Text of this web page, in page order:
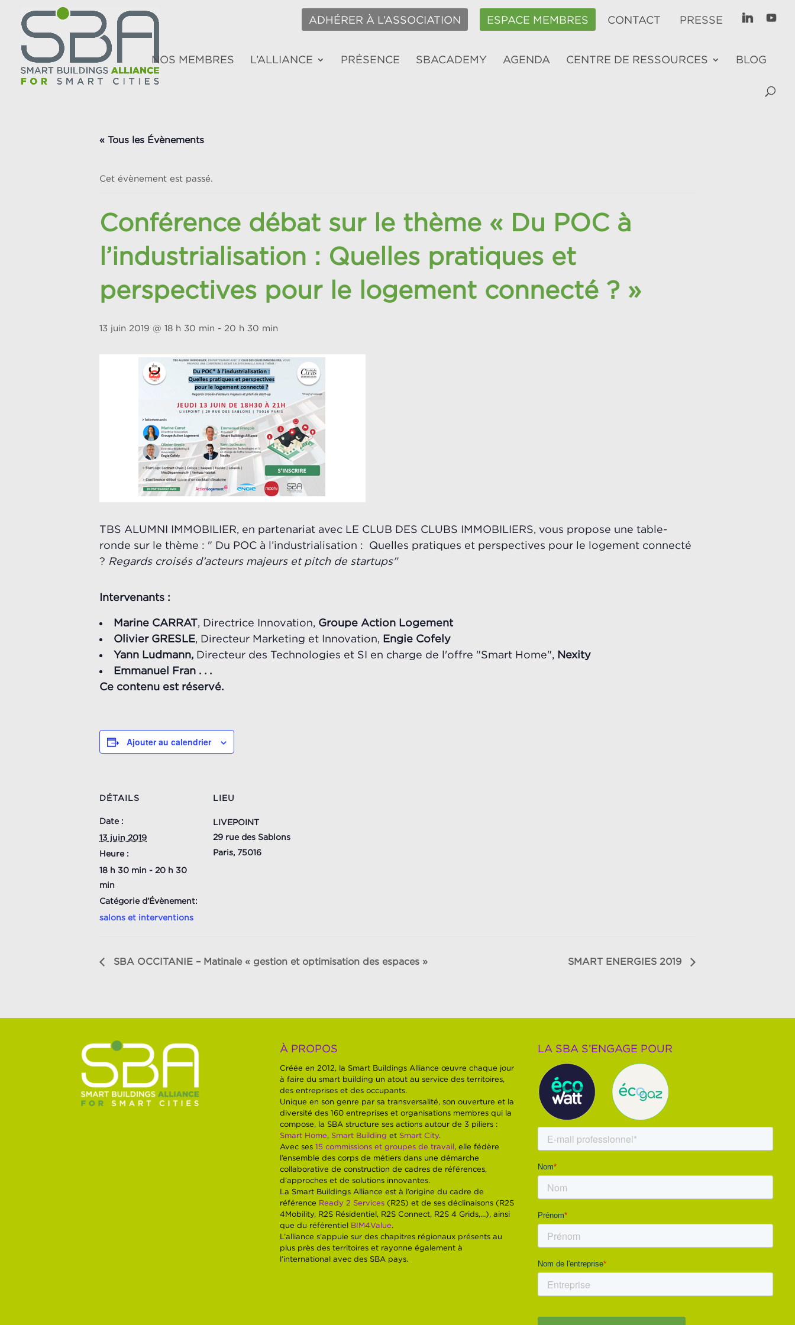
ADHÉRER À L’ASSOCIATION ESPACE MEMBRES CONTACT PRESSE
NOS MEMBRES L’ALLIANCE PRÉSENCE SBACADEMY AGENDA CENTRE DE RESSOURCES BLOG
« Tous les Évènements
Cet évènement est passé.
Conférence débat sur le thème « Du POC à
l’industrialisation : Quelles pratiques et
perspectives pour le logement connecté ? »
13 juin 2019 @ 18 h 30 min - 20 h 30 min
TBS ALUMNI IMMOBILIER, en partenariat avec LE CLUB DES CLUBS IMMOBILIERS, vous propose une table-
ronde sur le thème : " Du POC à l’industrialisation : Quelles pratiques et perspectives pour le logement connecté
? Regards croisés d’acteurs majeurs et pitch de startups"
Intervenants :
Marine CARRAT, Directrice Innovation, Groupe Action Logement
Olivier GRESLE, Directeur Marketing et Innovation, Engie Cofely
Yann Ludmann, Directeur des Technologies et SI en charge de l'offre "Smart Home", Nexity
Emmanuel Fran . . .
Ce contenu est réservé.
Ajouter au calendrier
DÉTAILS
Date :
13 juin 2019
Heure :
18 h 30 min - 20 h 30
min
Catégorie d’Évènement:
salons et interventions
LIEU
LIVEPOINT
29 rue des Sablons
Paris, 75016
SBA OCCITANIE – Matinale « gestion et optimisation des espaces » SMART ENERGIES 2019
À PROPOS
Créée en 2012, la Smart Buildings Alliance œuvre chaque jour
à faire du smart building un atout au service des territoires,
des entreprises et des occupants.
Unique en son genre par sa transversalité, son ouverture et la
diversité des 160 entreprises et organisations membres qui la
compose, la SBA structure ses actions autour de 3 piliers :
Smart Home, Smart Building et Smart City.
Avec ses15 commissions et groupes de travail, elle fédère
l’ensemble des corps de métiers dans une démarche
collaborative de construction de cadres de références,
d’approches et de solutions innovantes.
La Smart Buildings Alliance est à l’origine du cadre de
référence Ready 2 Services (R2S) et de ses déclinaisons (R2S
4Mobility, R2S Résidentiel, R2S Connect, R2S 4 Grids,…), ainsi
que du référentiel BIM4Value.
L’alliance s’appuie sur des chapitres régionaux présents au
plus près des territoires et rayonne également à
l’international avec des SBA pays.
LA SBA S’ENGAGE POUR